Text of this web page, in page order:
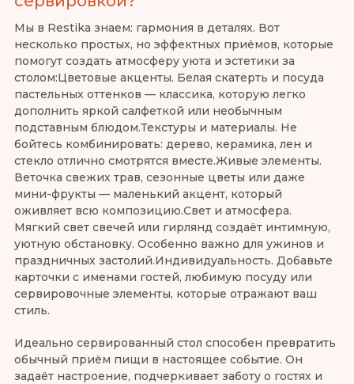
Мы в Restika знаем: гармония в деталях. Вот
несколько простых, но эффектных приёмов, которые
помогут создать атмосферу уюта и эстетики за
столом:Цветовые акценты. Белая скатерть и посуда
пастельных оттенков — классика, которую легко
дополнить яркой салфеткой или необычным
подставным блюдом.Текстуры и материалы. Не
бойтесь комбинировать: дерево, керамика, лен и
стекло отлично смотрятся вместе.Живые элементы.
Веточка свежих трав, сезонные цветы или даже
мини-фрукты — маленький акцент, который
оживляет всю композицию.Свет и атмосфера.
Мягкий свет свечей или гирлянд создаёт интимную,
уютную обстановку. Особенно важно для ужинов и
праздничных застолий.Индивидуальность. Добавьте
карточки с именами гостей, любимую посуду или
сервировочные элементы, которые отражают ваш
стиль.
Идеально сервированный стол способен превратить
обычный приём пищи в настоящее событие. Он
задаёт настроение, подчеркивает заботу о гостях и